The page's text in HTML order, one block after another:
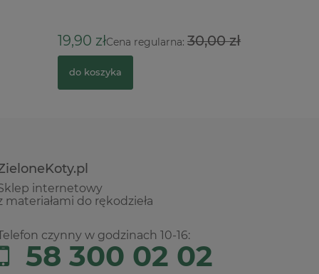
19,90 złCena regularna:30,00 zł
do koszyka
internetowy
materiałami do rękodzieła
czynny w godzinach 10-16:
58 300 02 02